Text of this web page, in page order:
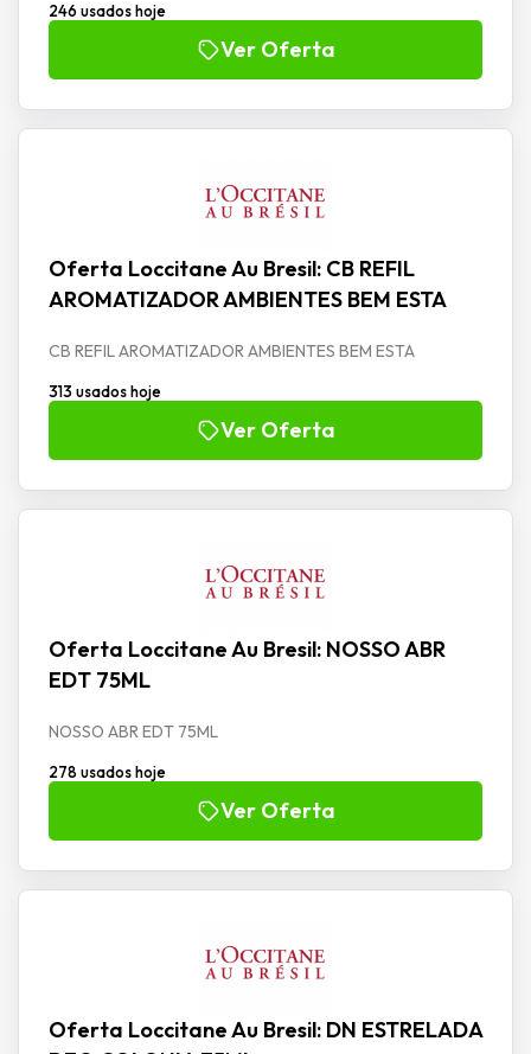
246 usados hoje
Ver Oferta
Oferta Loccitane Au Bresil: CB REFIL
AROMATIZADOR AMBIENTES BEM ESTA
CB REFIL AROMATIZADOR AMBIENTES BEM ESTA
313 usados hoje
Ver Oferta
Oferta Loccitane Au Bresil: NOSSO ABR
EDT 75ML
NOSSO ABR EDT 75ML
278 usados hoje
Ver Oferta
Oferta Loccitane Au Bresil: DN ESTRELADA